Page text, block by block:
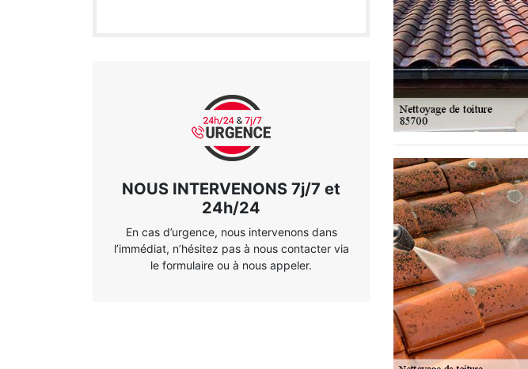
NOUS INTERVENONS 7j/7 et
24h/24
En cas d’urgence, nous intervenons dans
l’immédiat, n’hésitez pas à nous contacter via
le formulaire ou à nous appeler.